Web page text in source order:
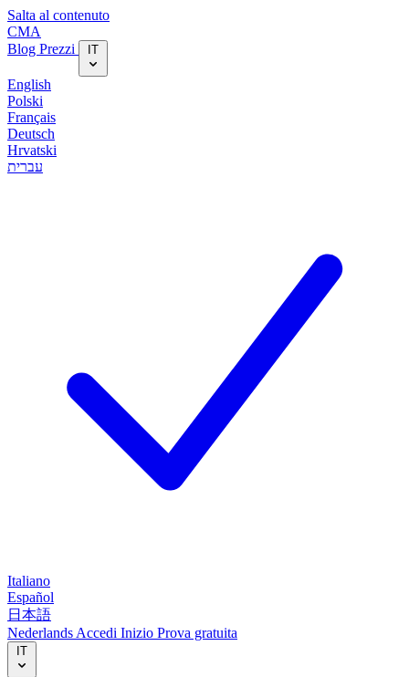
Salta al contenuto
CMA
Blog‎ Prezzi IT
English
Polski
Français
Deutsch
Hrvatski
עברית
Italiano
Español
日本語
Nederlands Accedi Inizio Prova gratuita
IT